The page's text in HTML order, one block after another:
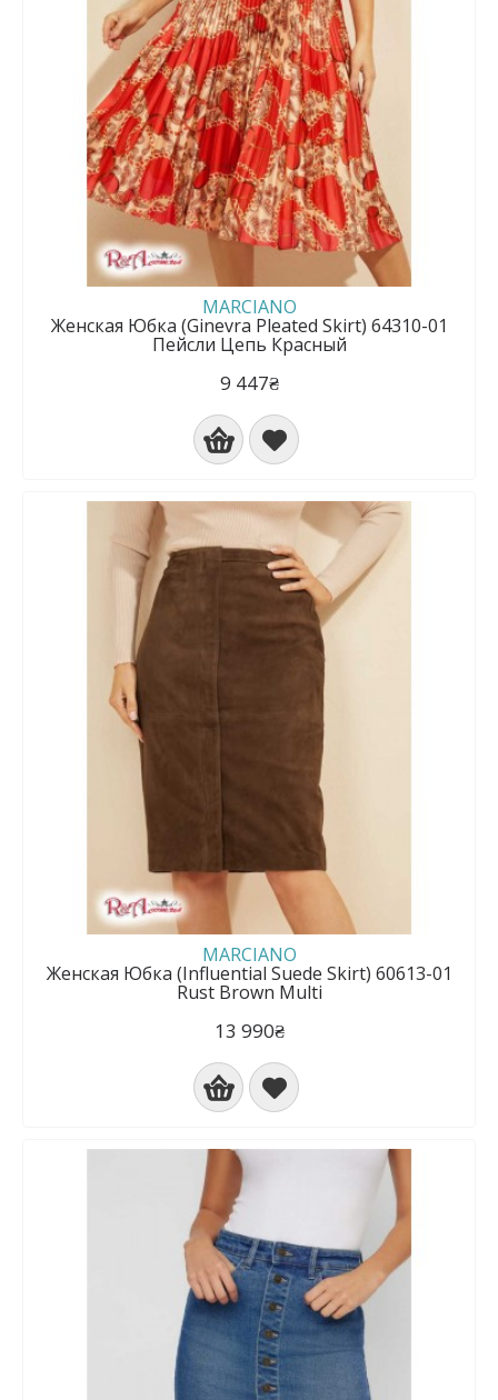
MARCIANO
Женская Юбка (Ginevra Pleated Skirt) 64310-01
Пейсли Цепь Красный
9 447₴
MARCIANO
Женская Юбка (Influential Suede Skirt) 60613-01
Rust Brown Multi
13 990₴